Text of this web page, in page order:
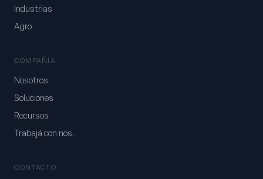
Industrias
Agro
COMPAÑÍA
Nosotros
Soluciones
Recursos
Trabajá con nos.
CONTACTO